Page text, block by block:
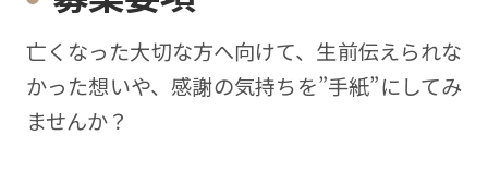
亡くなった⼤切な⽅へ向けて、⽣前伝えられな
かった想いや、感謝の気持ちを”⼿紙”にしてみ
ませんか？